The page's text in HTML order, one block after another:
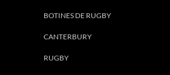
BOTINES DE RUGBY
CANTERBURY
RUGBY